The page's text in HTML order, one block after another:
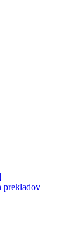
prekladov